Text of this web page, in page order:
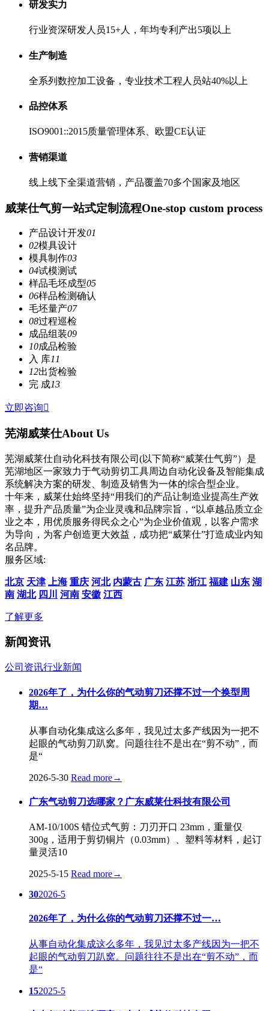
研发实力
行业资深研发人员15+人，年均专利产出5项以上
生产制造
全系列数控加工设备，专业技术工程人员站40%以上
品控体系
ISO9001::2015质量管理体系、欧盟CE认证
营销渠道
线上线下全渠道营销，产品覆盖70多个国家及地区
威莱仕气剪一站式定制流程One-stop custom process
产品设计开发01
02模具设计
模具制作03
04试模测试
样品毛坯成型05
06样品检测确认
毛坯量产07
08过程巡检
成品组装09
10成品检验
入 库11
12出货检验
完 成13
立即咨询
芜湖威莱仕About Us
芜湖威莱仕自动化科技有限公司(以下简称“威莱仕气剪”）是
芜湖地区一家致力于气动剪切工具周边自动化设备及智能集成
系统解决方案的研发、制造及销售为一体的综合型企业。
十年来，威莱仕始终坚持“用我们的产品让制造业提高生产效
率，提升产品质量”为企业灵魂和品牌宗旨，“以卓越品质立企
业之本，用优质服务得民众之心”为企业价值观，以客户需求
为导向，为客户创造更大效益，成功把“威莱仕”打造成业内知
名品牌。
服务区域:
北京 天津 上海 重庆 河北 内蒙古 广东 江苏 浙江 福建 山东 湖
南 湖北 四川 河南 安徽 江西
了解更多
新闻资讯
公司资讯行业新闻
2026年了，为什么你的气动剪刀还撑不过一个换型周
期…
从事自动化集成这么多年，我见过太多产线因为一把不
起眼的气动剪刀趴窝。问题往往不是出在“剪不动”，而
是“
2026-5-30 Read more→
广东气动剪刀选哪家？广东威莱仕科技有限公司
AM-10/100S 错位式气剪：刀刃开口 23mm，重量仅
300g，适用于剪切铜片（0.03mm）、塑料等材料，起订
量灵活10
2025-5-15 Read more→
302026-5
2026年了，为什么你的气动剪刀还撑不过一…
从事自动化集成这么多年，我见过太多产线因为一把不
起眼的气动剪刀趴窝。问题往往不是出在“剪不动”，而
是“
152025-5